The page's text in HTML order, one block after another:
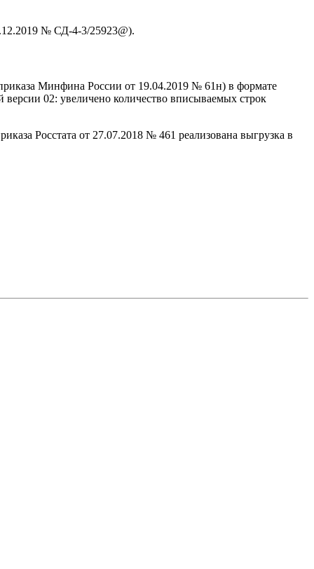
№ СД-4-3/25923@).
Минфина России от 19.04.2019 № 61н) в формате
02: увеличено количество вписываемых строк
Росстата от 27.07.2018 № 461 реализована выгрузка в